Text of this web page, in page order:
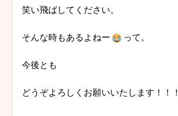
笑い飛ばしてください。
そんな時もあるよねー って。
今後とも
どうぞよろしくお願いいたします！！！